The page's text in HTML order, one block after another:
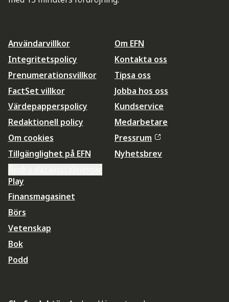
Användarvillkor
Integritetspolicy
Prenumerationsvillkor
FactSet villkor
Värdepapperspolicy
Redaktionell policy
Om cookies
Tillgänglighet på EFN
Om EFN
Kontakta oss
Tipsa oss
Jobba hos oss
Kundservice
Medarbetare
Pressrum
Nyhetsbrev
Play
Finansmagasinet
Börs
Vetenskap
Bok
Podd